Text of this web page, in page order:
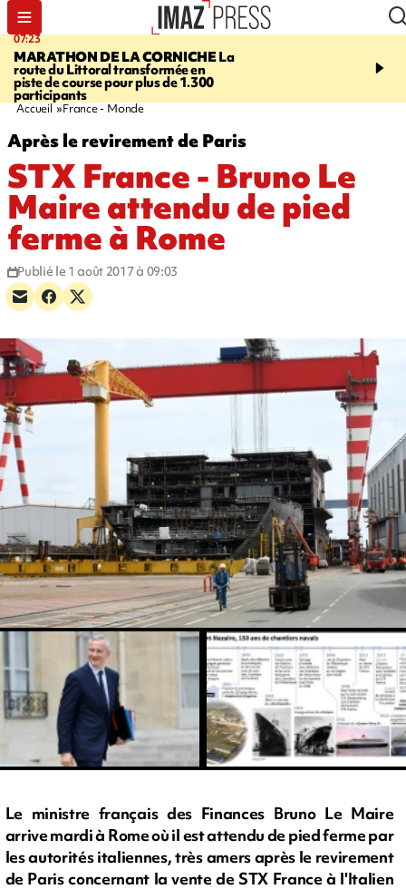
07:23
MARATHON DE LA CORNICHELa
route du Littoral transformée en
piste de course pour plus de 1.300
participants
08:37
braderie de l'océan
Accueil France - Monde
Après le revirement de Paris
STX France - Bruno Le
Maire attendu de pied
ferme à Rome
Publié le 1 août 2017 à 09:03
Le ministre français des Finances Bruno Le Maire
arrive mardi à Rome où il est attendu de pied ferme par
les autorités italiennes, très amers après le revirement
de Paris concernant la vente de STX France à l'Italien